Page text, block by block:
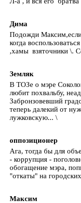
Дима
Подожди Максим,если
когда
,хамы взяточники \.
Земляк
В ТОЗе о мэре
любит похвальбу,
Забронзовевший
теперь далекий от
лужковскую... \
оппозиционер
Ага, тогда бы для
- коррупция -
обогащение мэра,
"откаты" на
Максим